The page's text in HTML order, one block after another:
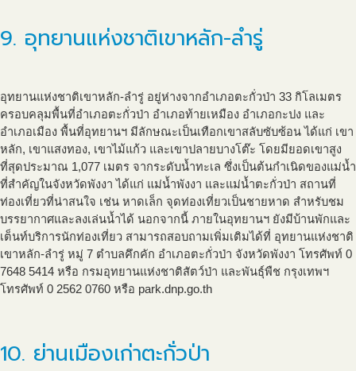
9. อุทยานแห่งชาติเขาหลัก-ลำรู่
อุทยานแห่งชาติเขาหลัก-ลำรู่ อยู่ห่างจากอำเภอตะกั่วป่า 33 กิโลเมตร
ครอบคลุมพื้นที่อำเภอตะกั่วป่า อำเภอท้ายเหมือง อำเภอกะปง และ
อำเภอเมือง พื้นที่อุทยานฯ มีลักษณะเป็นเทือกเขาสลับซับซ้อน ได้แก่ เขา
หลัก, เขาแสงทอง, เขาไม้แก้ว และเขาปลายบางโต๊ะ โดยมียอดเขาสูง
ที่สุดประมาณ 1,077 เมตร จากระดับน้ำทะเล ซึ่งเป็นต้นกำเนิดของแม่น้ำ
ที่สำคัญในจังหวัดพังงา ได้แก่ แม่น้ำพังงา และแม่น้ำตะกั่วป่า สถานที่
ท่องเที่ยวที่น่าสนใจ เช่น หาดเล็ก จุดท่องเที่ยวเป็นชายหาด สำหรับชม
บรรยากาศและลงเล่นน้ำได้ นอกจากนี้ ภายในอุทยานฯ ยังมีบ้านพักและ
เต็นท์บริการนักท่องเที่ยว สามารถสอบถามเพิ่มเติมได้ที่ อุทยานแห่งชาติ
เขาหลัก-ลำรู่ หมู่ 7 ตำบลคึกคัก อำเภอตะกั่วป่า จังหวัดพังงา โทรศัพท์ 0
7648 5414 หรือ กรมอุทยานแห่งชาติสัตว์ป่า และพันธุ์พืช กรุงเทพฯ
โทรศัพท์ 0 2562 0760 หรือ park.dnp.go.th
10. ย่านเมืองเก่าตะกั่วป่า